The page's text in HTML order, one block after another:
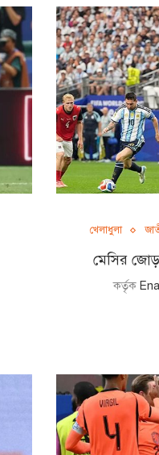
খেলাধুলা
মেসির
কর্তৃক